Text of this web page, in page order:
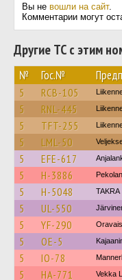
Вы не вошли на сайт.
Комментарии могут
Другие ТС с этим
№ Гос.№
5 RCB-105
5 RNL-445
5 TFT-255
5 LML-50
5 EFE-617
5 H-3886
5 H-5048 TAKRA
5 UL-550
5 YF-290
5 OE-5
5 IO-78
5 HA-771 Vekka